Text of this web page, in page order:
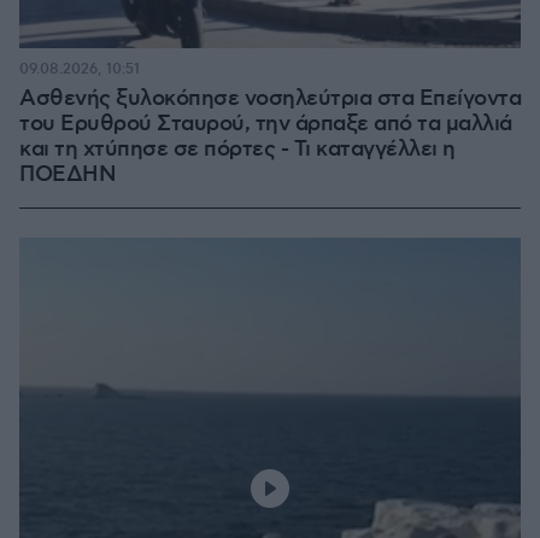
Ασθενής ξυλοκόπησε νοσηλεύτρια στα Επείγοντα
του Ερυθρού Σταυρού, την άρπαξε από τα μαλλιά
και τη χτύπησε σε πόρτες - Τι καταγγέλλει η
ΠΟΕΔΗΝ
09.08.2026, 10:51